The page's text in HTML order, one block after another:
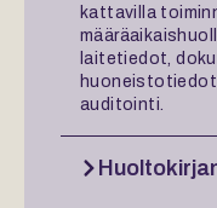
kattavilla
laitetiedot,
auditointi.